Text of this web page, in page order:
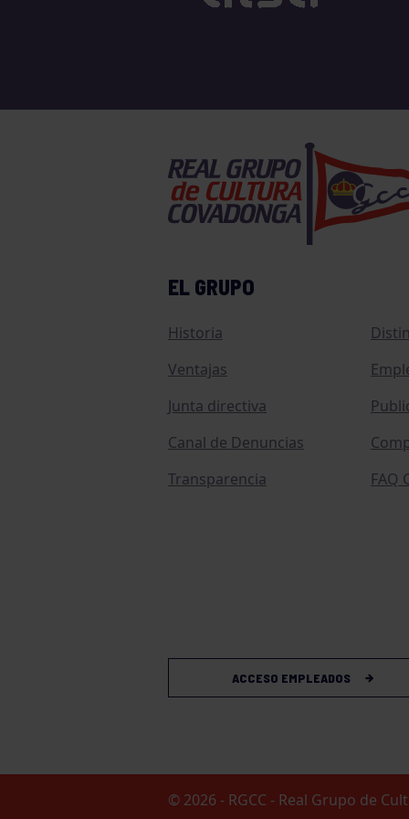
EL GRUPO
Historia
Ventajas
Junta directiva
Canal de Denuncias
Transparencia
FAQ
ACCESO EMPLEADOS
© 2026 - RGCC - Real Grupo de